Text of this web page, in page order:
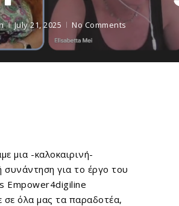
July 21, 2025 No Comments
μια -καλοκαιρινή-
συνάντηση για το έργο του
Empower4digiline
σε όλα μας τα παραδοτέα,